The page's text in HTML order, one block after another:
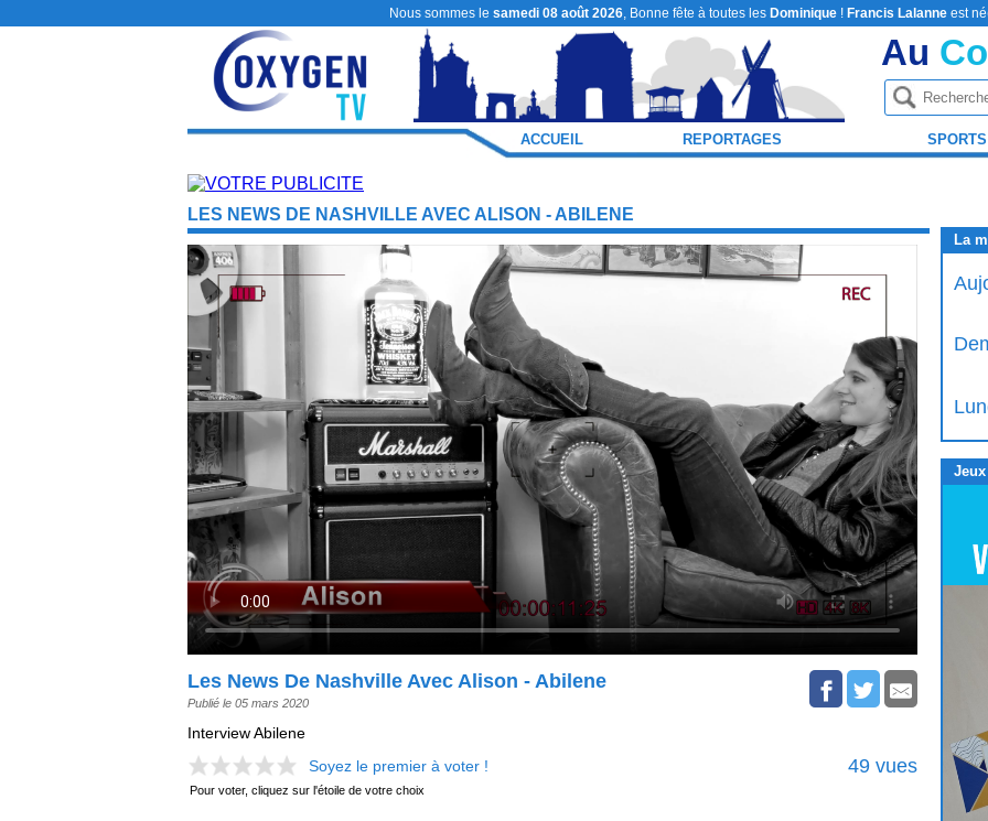
Nous sommes le samedi 08 août 2026, Bonne fête à toutes les Dominique ! Francis Lalanne est
Au
ACCUEIL REPORTAGES SPORTS
LES NEWS DE NASHVILLE AVEC ALISON - ABILENE
Les News De Nashville Avec Alison - Abilene
Publié le 05 mars 2020
Interview Abilene
Soyez le premier à voter !
49 vues
Pour voter, cliquez sur l'étoile de votre choix
La
Jeux